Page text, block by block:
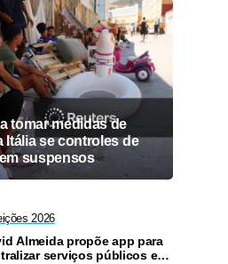
tomar medidas de
Itália se controles de
suspensos
2026
Almeida propõe app para
serviços públicos em